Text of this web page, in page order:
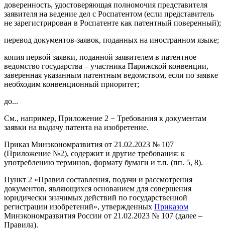
доверенность, удостоверяющая полномочия представителя
заявителя на ведение дел с Роспатентом (если представитель
не зарегистрирован в Роспатенте как патентный поверенный);
перевод документов-заявок, поданных на иностранном языке;
копия первой заявки, поданной заявителем в патентное
ведомство государства – участника Парижской конвенции,
заверенная указанным патентным ведомством, если по заявке
необходим конвенционный приоритет;
до...
См., например, Приложение 2 − Требования к документам
заявки на выдачу патента на изобретение.
Приказ Минэкономразвития от 21.02.2023 № 107
(Приложение №2), содержит и другие требования: к
употреблению терминов, формату бумаги и т.п. (пп. 5, 8).
Пункт 2 «Правил составления, подачи и рассмотрения
документов, являющихся основанием для совершения
юридически значимых действий по государственной
регистрации изобретений», утвержденных Приказом
Минэкономразвития России от 21.02.2023 № 107 (далее –
Правила).